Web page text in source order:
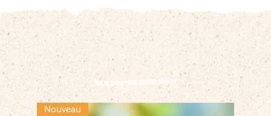
Vous pourriez aussi aimer
Nouveau